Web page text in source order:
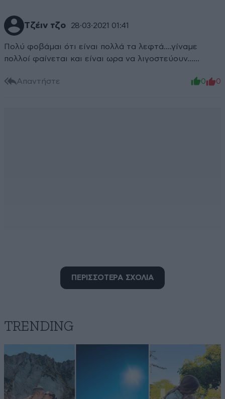
Τζέιν τζο 28·03·2021 01:41
Πολύ φοβάμαι ότι είναι πολλά τα λεφτά....γίναμε
πολλοί φαίνεται και είναι ωρα να λιγοστεύουν......
Απαντήστε 0 0
Μαγική εικόνα 16·03·2021 03:25
εμβολιασμού. Τα οποία στην ουσία θα είναι άχρηστα.
να εμβολιαστουν ούτε το 50% του πληθυσμού και οι
πρώτοι θα πρέπει να εμβολιαστουν ξανά. Κωμωδία
όπως και αυτοί που το σκέφτηκαν. Ονόματα δε
λέμε.....
ΠΕΡΙΣΣΟΤΕΡΑ ΣΧΟΛΙΑ
TRENDING